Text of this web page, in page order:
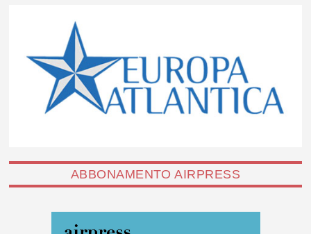
ABBONAMENTO AIRPRESS